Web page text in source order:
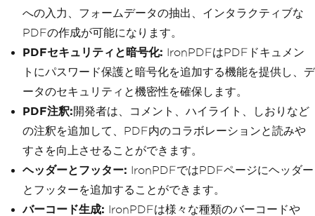
への入力、フォームデータの抽出、インタラクティブな
PDFの作成が可能になります。
PDFセキュリティと暗号化: IronPDFはPDFドキュメン
トにパスワード保護と暗号化を追加する機能を提供し、デ
ータのセキュリティと機密性を確保します。
PDF注釈:開発者は、コメント、ハイライト、しおりなど
の注釈を追加して、PDF内のコラボレーションと読みや
すさを向上させることができます。
ヘッダーとフッター: IronPDFではPDFページにヘッダー
とフッターを追加することができます。
バーコード生成: IronPDFは様々な種類のバーコードや